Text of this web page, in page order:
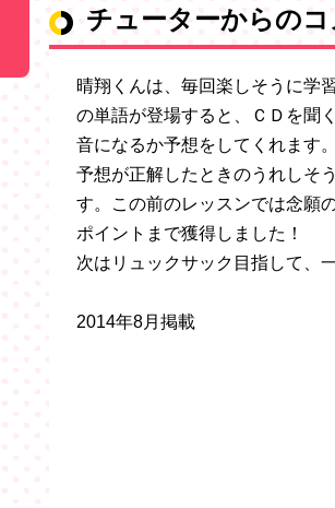
チューターからのコ
晴翔くんは、毎回楽しそうに学
の単語が登場すると、ＣＤを聞
音になるか予想をしてくれます。
予想が正解したときのうれしそ
す。この前のレッスンでは念願
ポイントまで獲得しました！
次はリュックサック目指して、
2014年8月掲載